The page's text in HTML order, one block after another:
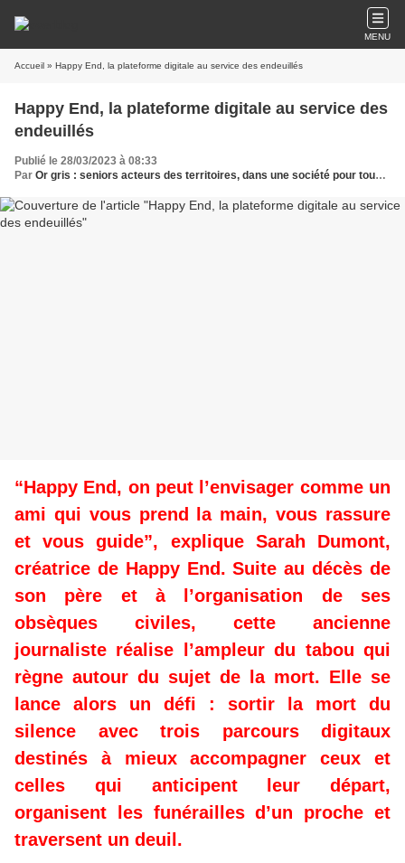
MENU
Accueil » Happy End, la plateforme digitale au service des endeuillés
Happy End, la plateforme digitale au service des
endeuillés
Publié le 28/03/2023 à 08:33
Par Or gris : seniors acteurs des territoires, dans une société pour tous les âges
“Happy End, on peut l’envisager comme un
ami qui vous prend la main, vous rassure
et vous guide”, explique Sarah Dumont,
créatrice de Happy End. Suite au décès de
son père et à l’organisation de ses
obsèques civiles, cette ancienne
journaliste réalise l’ampleur du tabou qui
règne autour du sujet de la mort. Elle se
lance alors un défi : sortir la mort du
silence avec trois parcours digitaux
destinés à mieux accompagner ceux et
celles qui anticipent leur départ,
organisent les funérailles d’un proche et
traversent un deuil.